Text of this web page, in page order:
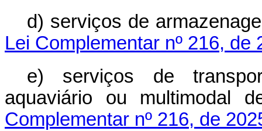
d) serviços de
Lei Complementar nº 216, de
e) serviços de
aquaviário ou
Complementar nº 216, de